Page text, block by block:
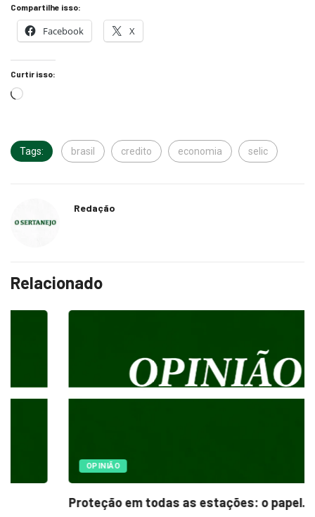
Compartilhe isso:
Facebook X
Curtir isso:
Tags: brasil credito economia selic
Redação
Relacionado
Proteção em todas as estações: o papel...